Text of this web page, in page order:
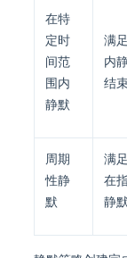
在特
定时
间范
围内
静默
满
内
结
周期
性静
默
满
在
静